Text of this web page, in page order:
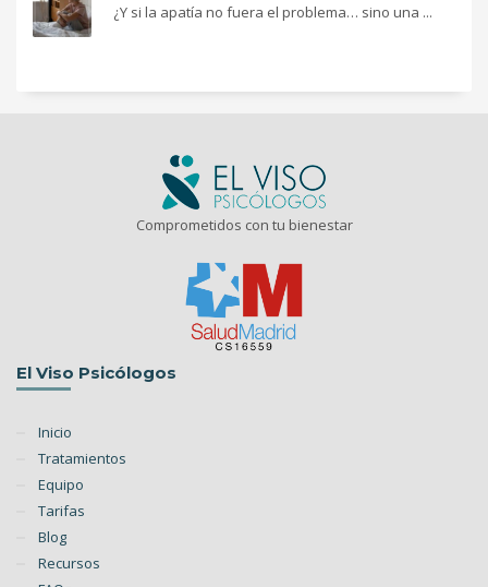
¿Y si la apatía no fuera el problema… sino una ...
Comprometidos con tu bienestar
El Viso Psicólogos
Inicio
Tratamientos
Equipo
Tarifas
Blog
Recursos